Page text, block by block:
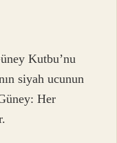
Kutbu’nu
siyah ucunun
Her